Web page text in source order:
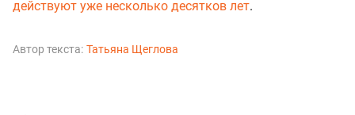
действуют уже несколько десятков лет.
Автор текста: Татьяна Щеглова